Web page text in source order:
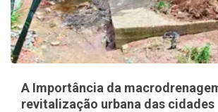
A Importância da
revitalização urbana das cidades